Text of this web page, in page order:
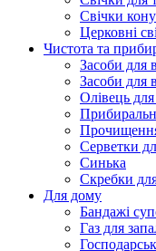
Свічки
Церковні
Чистота та
Засоби для
Засоби для
Олівець
Серветки
Синька
Скребки
Для дому
Бандажі
Газ для